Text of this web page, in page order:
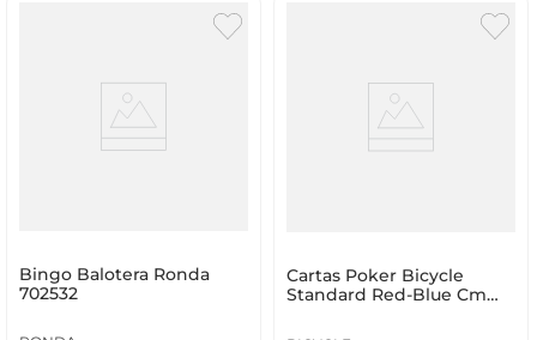
Bingo Balotera Ronda
702532
Cartas Poker Bicycle
Standard Red-Blue Cm